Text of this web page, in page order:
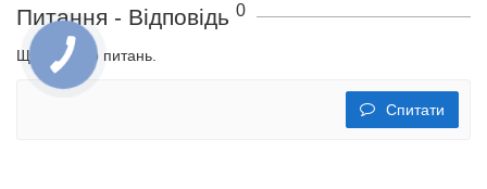
Питання - Відповідь 0
Ще не було питань.
Спитати